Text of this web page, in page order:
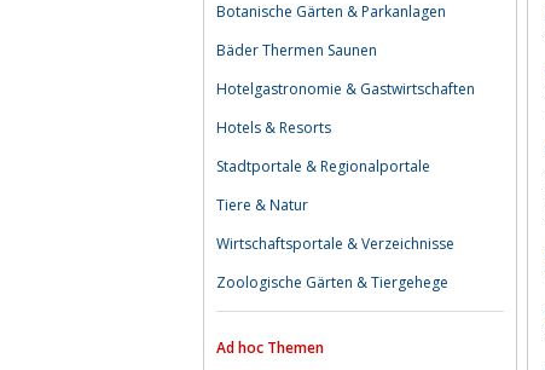
Botanische Gärten & Parkanlagen
Bäder Thermen Saunen
Hotelgastronomie & Gastwirtschaften
Hotels & Resorts
Stadtportale & Regionalportale
Tiere & Natur
Wirtschaftsportale & Verzeichnisse
Zoologische Gärten & Tiergehege
Ad hoc Themen